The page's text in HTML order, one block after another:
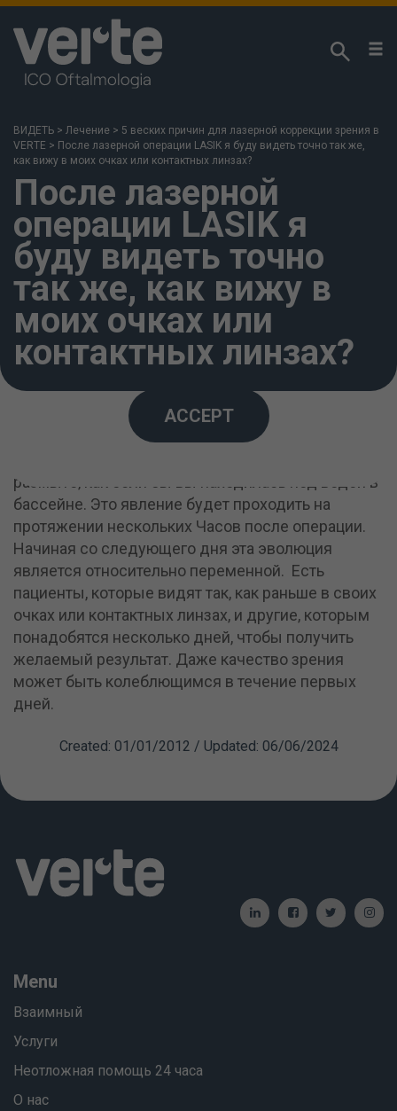
ВИДЕТЬ > Лечение > 5 веских причин для лазерной коррекции зрения в
VERTE > После лазерной операции LASIK я буду видеть точно так же,
как вижу в моих очках или контактных линзах?
После лазерной
операции LASIK я
буду видеть точно
так же, как вижу в
моих очках или
контактных линзах?
размыто, как если бы вы находилась под водой в
бассейне. Это явление будет проходить на
протяжении нескольких Часов после операции.
Начиная со следующего дня эта эволюция
является относительно переменной. Есть
пациенты, которые видят так, как раньше в своих
очках или контактных линзах, и другие, которым
понадобятся несколько дней, чтобы получить
желаемый результат. Даже качество зрения
может быть колеблющимся в течение первых
дней.
Created: 01/01/2012 / Updated: 06/06/2024
Menu
Взаимный
Услуги
Неотложная помощь 24 часа
О нас
We respect your privacy!
you information regarding our content in line with
your interests. You can access our
for more information. If you click “Accept”, we shall
deem that you have been informed and accept
cookies being installed and used. You can also
change your settings or reject usage by clicking on
“More information”.
MORE INFORMATION
ACCEPT